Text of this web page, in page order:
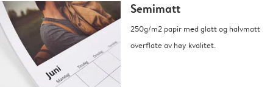
Semimatt
250g/m2 papir med glatt og halvmatt
overflate av høy kvalitet.